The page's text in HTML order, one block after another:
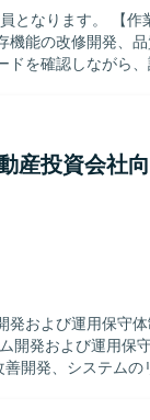
【作業内容】 EC
機能の改修開発、
ドを確認しながら
められる方を求めて
質向上に主体的に取
の改修や品質改善
よびLinuxを利用
産投資会社
発および運用保守
開発、システムの